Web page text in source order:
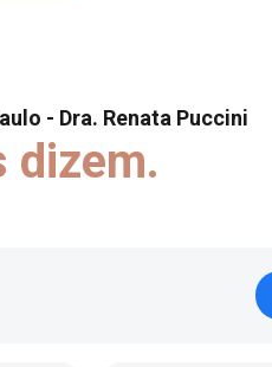
- Dra. Renata Puccini
dizem.